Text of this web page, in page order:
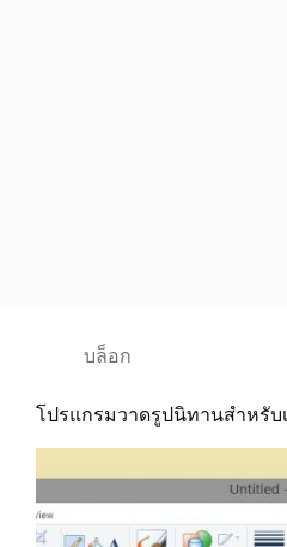
บล็อก
โปรแกรมวาดรูปนิทานสำหรับ